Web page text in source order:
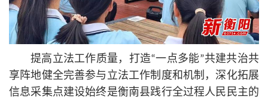
提高立法工作质量，打造“一点多能”共建共治共
享阵地健全完善参与立法工作制度和机制，深化拓展
信息采集点建设始终是衡南县践行全过程人民民主的